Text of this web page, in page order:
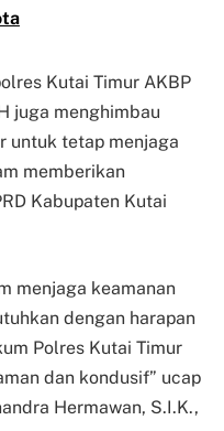
Kutai Timur AKBP
juga menghimbau
untuk tetap menjaga
memberikan
Kabupaten Kutai
menjaga keamanan
dengan harapan
Polres Kutai Timur
dan kondusif” ucap
Hermawan, S.I.K.,